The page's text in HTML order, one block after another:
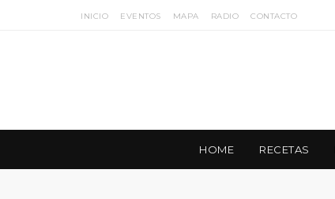
INICIO EVENTOS MAPA RADIO CONTACTO
HOME RECETAS